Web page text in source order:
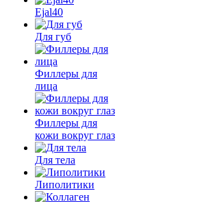
Ejal40
Для губ
Филлеры для
лица
Филлеры для
кожи вокруг глаз
Для тела
Липолитики